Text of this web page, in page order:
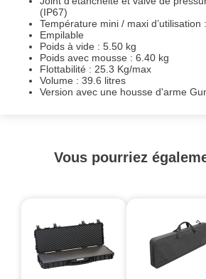
(IP67)
Température mini / maxi d’utilisation
Empilable
Poids à vide : 5.50 kg
Poids avec mousse : 6.40 kg
Flottabilité : 25.3 Kg/max
Volume : 39.6 litres
Version avec une housse d'arme
Vous pourriez